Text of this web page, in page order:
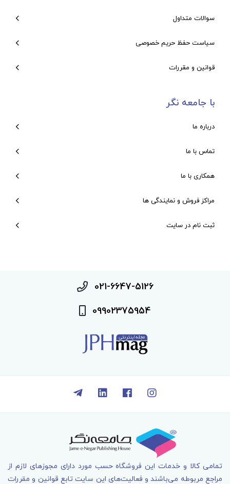
سوالات متداول
سیاست حفظ حریم خصوصی
قوانین و مقررات
با جامعه نگر
درباره ما
تماس با ما
همکاری با ما
مراکز فروش و نمایندگی ها
ثبت نام در سایت
021-6647-5126
09902375954
تمامی کالا و خدمات اين فروشگاه حسب مورد دارای مجوزهای لازم از
مراجع مربوطه می‌باشند و فعاليت‌های اين سايت تابع قوانين و مقررات